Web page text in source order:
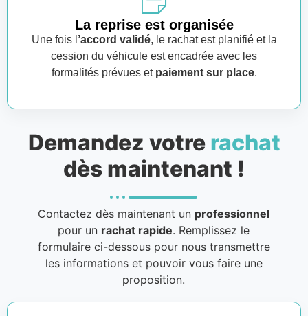
La reprise est organisée
Une fois l ’accord validé, le rachat est planifié et la
cession du véhicule est encadrée avec les
formalités prévues et paiement sur place.
Demandez votre rachat
dès maintenant !
Contactez dès maintenant un professionnel
pour un rachat rapide. Remplissez le
formulaire ci-dessous pour nous transmettre
les informations et pouvoir vous faire une
proposition.